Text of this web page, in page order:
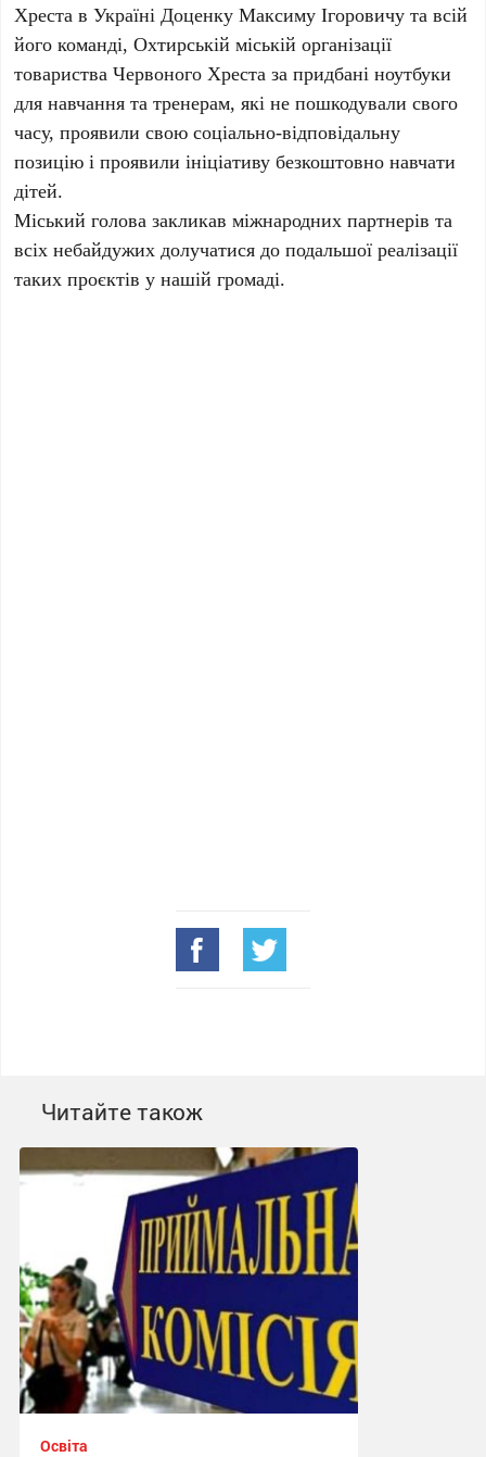
Хреста в Україні Доценку Максиму Ігоровичу та всій
його команді, Охтирській міській організації
товариства Червоного Хреста за придбані ноутбуки
для навчання та тренерам, які не пошкодували свого
часу, проявили свою соціально-відповідальну
позицію і проявили ініціативу безкоштовно навчати
дітей.
Міський голова закликав міжнародних партнерів та
всіх небайдужих долучатися до подальшої реалізації
таких проєктів у нашій громаді.
Читайте також
Освіта